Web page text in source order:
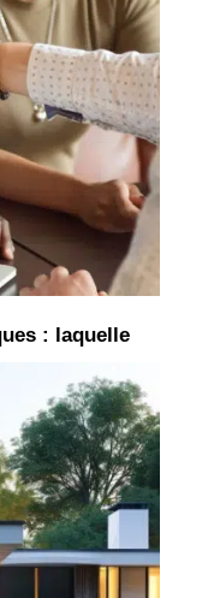
: laquelle